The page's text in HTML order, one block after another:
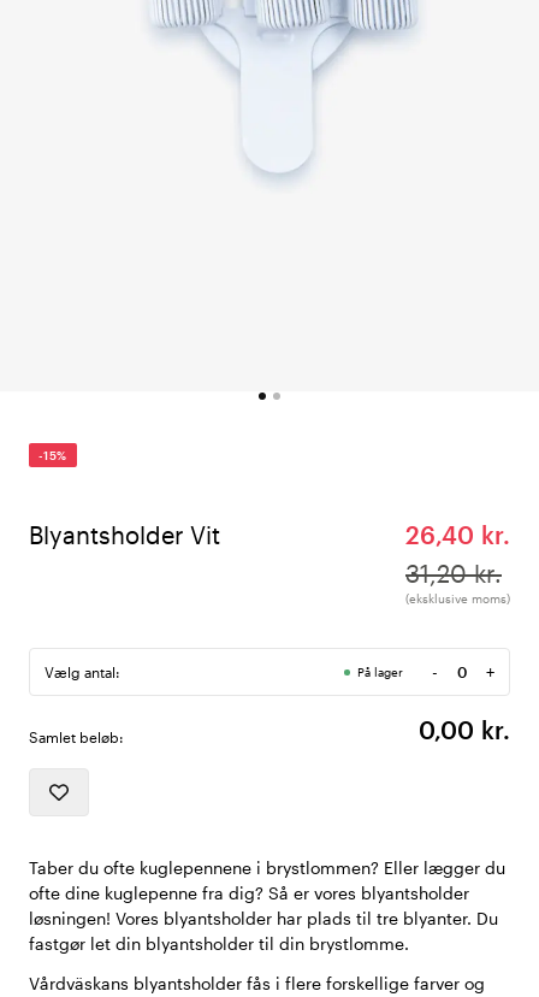
-15%
Blyantsholder Vit
26,40 kr.
31,20 kr.
(eksklusive moms)
Vælg antal: På lager -
Antal
+
Samlet beløb: 0,00 kr.
Taber du ofte kuglepennene i brystlommen? Eller lægger du
ofte dine kuglepenne fra dig? Så er vores blyantsholder
løsningen! Vores blyantsholder har plads til tre blyanter. Du
fastgør let din blyantsholder til din brystlomme.
Vårdväskans blyantsholder fås i flere forskellige farver og